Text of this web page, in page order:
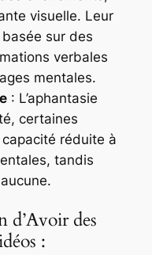
visuelle. Leur
sur des
verbales
mentales.
: L’aphantasie
certaines
réduite à
tandis
d’Avoir des
: